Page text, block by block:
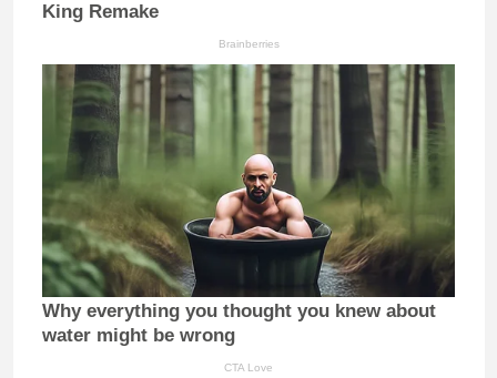
King Remake
Brainberries
Why everything you thought you knew about
water might be wrong
CTA Love